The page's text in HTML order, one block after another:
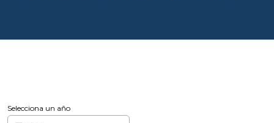
Selecciona un año